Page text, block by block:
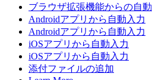
ブラウザ拡張機能からの自
Androidアプリから自動入力
Androidアプリから自動入力
iOSアプリから自動入力
iOSアプリから自動入力
添付ファイルの追加